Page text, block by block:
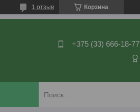
Корзина
1 отзыв
+375 (33) 666-18-77